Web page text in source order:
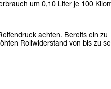
um 0,10 Liter je 100
achten. Bereits ein zu
Rollwiderstand von bis zu